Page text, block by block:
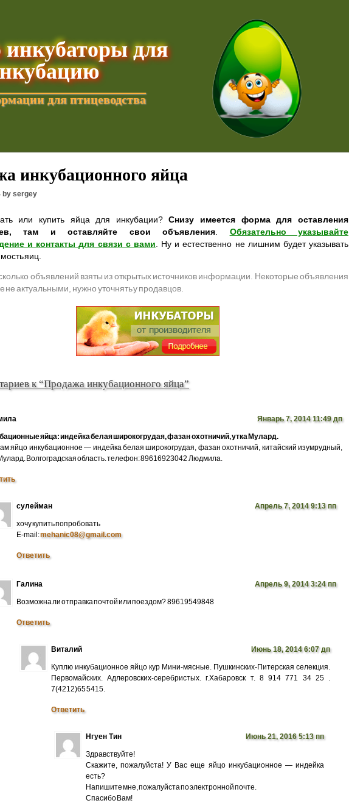
инкубаторы для
для птицеводства
инкубационного яйца
by sergey
или купить яйца для инкубации?Снизу имеется форма для оставления
там и оставляйте свои объявления
Обязательно указывайте
и контакты для связи с вами . Ну и естественно не лишним будет указывать
яиц.
объявлений взяты из открытых источников информации. Некоторые объявления
не актуальными, нужно уточнять у продавцов.
к “Продажа инкубационного яйца”
Январь 7, 2014 11:49 дп
яйца: индейка белая широкогрудая, фазан охотничий, утка Мулард.
яйцо инкубационное — индейка белая широкогрудая, фазан охотничий, китайский изумрудный,
Волгоградская область. телефон: 89616923042 Людмила.
сулейман Апрель 7, 2014 9:13 пп
хочу купить попробовать
E-mail:mehanic08@gmail.com
Ответить
Галина Апрель 9, 2014 3:24 пп
Возможна ли отправка почтой или поездом? 89619549848
Ответить
Виталий Июнь 18, 2014 6:07 дп
Куплю инкубационное яйцо кур Мини-мясные. Пушкинских-Питерская селекция.
Первомайских. Адлеровских-серебристых. г.Хабаровск т. 8 914 771 34 25 .
7(4212)65 5415.
Ответить
Нгуен Тин Июнь 21, 2016 5:13 пп
Здравствуйте!
Скажите, пожалуйста! У Вас еще яйцо инкубационное — индейка
есть?
Напишите мне, пожалуйста по электронной почте.
Cпасибо Вам!